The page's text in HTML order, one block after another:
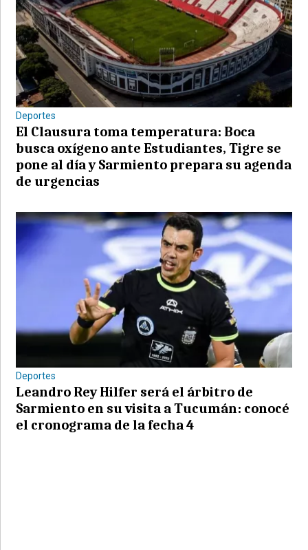
Deportes
El Clausura toma temperatura: Boca
busca oxígeno ante Estudiantes, Tigre se
pone al día y Sarmiento prepara su agenda
de urgencias
Deportes
Leandro Rey Hilfer será el árbitro de
Sarmiento en su visita a Tucumán: conocé
el cronograma de la fecha 4